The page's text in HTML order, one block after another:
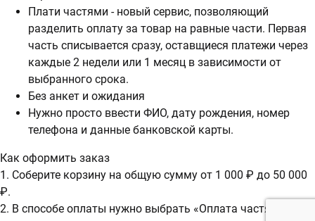
Плати частями - новый сервис, позволяющий
разделить оплату за товар на равные части. Первая
часть списывается сразу, оставщиеся платежи через
каждые 2 недели или 1 месяц в зависимости от
выбранного срока.
Без анкет и ожидания
Нужно просто ввести ФИО, дату рождения, номер
телефона и данные банковской карты.
Как оформить заказ
1. Соберите корзину на общую сумму от 1 000 ₽ до 50 000
₽.
2. В способе оплаты нужно выбрать «Оплата частями».